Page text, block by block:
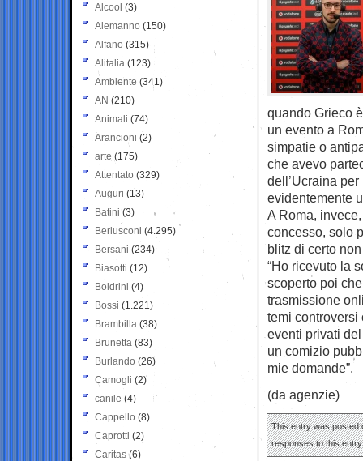
quando Grieco
un evento a
simpatie o
che avevo
dell’Ucraina
evidentemente
A Roma,
concesso, solo
blitz di certo
“Ho ricevuto la
scoperto poi
trasmissione
temi controversi
eventi privati
un comizio
mie domande”.
(da agenzie)
This entry was posted
responses to this
Alcool (3)
Alemanno (150)
Alfano (315)
Alitalia (123)
Ambiente (341)
AN (210)
Animali (74)
Arancioni (2)
arte (175)
Attentato (329)
Auguri (13)
Batini (3)
Berlusconi (4.295)
Bersani (234)
Biasotti (12)
Boldrini (4)
Bossi (1.221)
Brambilla (38)
Brunetta (83)
Burlando (26)
Camogli (2)
canile (4)
Cappello (8)
Caprotti (2)
Caritas (6)